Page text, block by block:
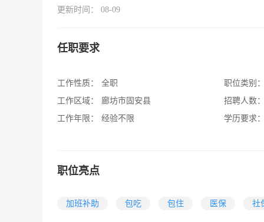
更新时间： 08-09
任职要求
工作性质：
全职
工作区域：
廊坊市固安县
工作年限：
经验不限
职位类别
招聘人数
学历要求
职位亮点
加班补助 包吃 包住 医保 社